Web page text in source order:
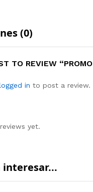
(0)
TO REVIEW
in to post a review.
yet.
interesar...